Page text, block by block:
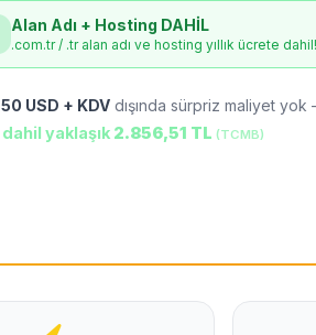
Alan Adı + Hosting DAHİL
.com.tr / .tr alan adı ve hosting yıllık ücrete dahil!
50 USD + KDV dışında sürpriz maliyet
dahil yaklaşık 2.856,51 TL (TCMB)